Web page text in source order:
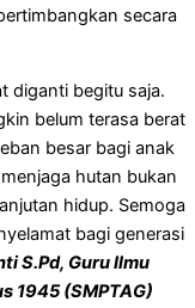
secara
diganti begitu saja.
belum terasa berat
besar bagi anak
hutan bukan
hidup. Semoga
bagi generasi
S.Pd, Guru Ilmu
1945 (SMPTAG)